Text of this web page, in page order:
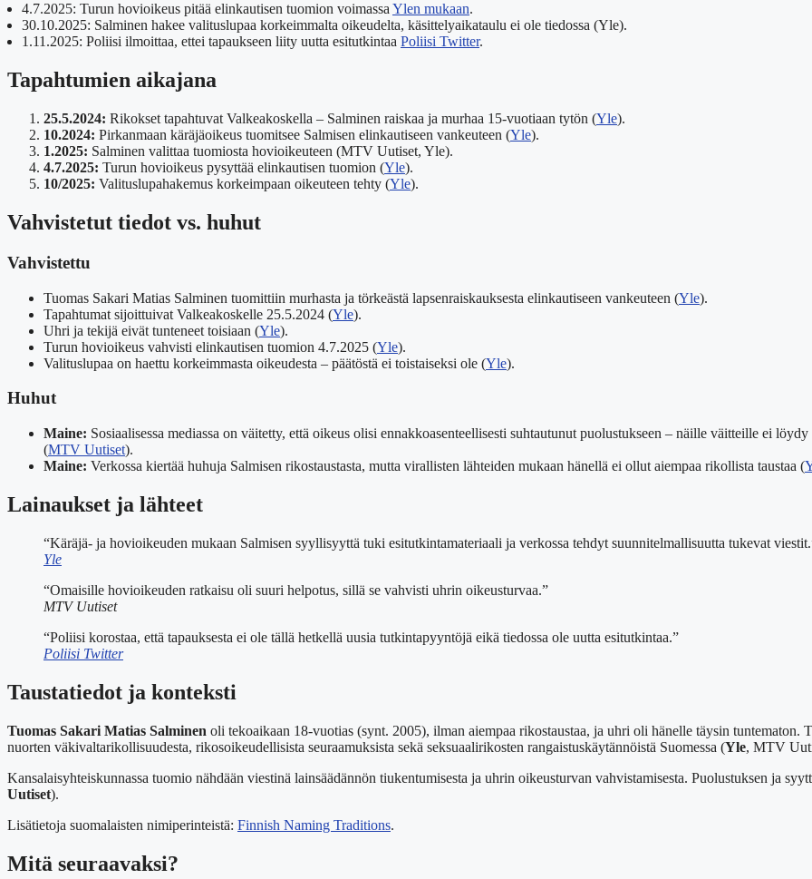
4.7.2025: Turun hovioikeus pitää elinkautisen tuomion voimassa Ylen mukaan.
30.10.2025: Salminen hakee valituslupaa korkeimmalta oikeudelta, käsittelyaikataulu ei ole tiedossa (Yle).
1.11.2025: Poliisi ilmoittaa, ettei tapaukseen liity uutta esitutkintaa Poliisi Twitter.
Tapahtumien aikajana
25.5.2024: Rikokset tapahtuvat Valkeakoskella – Salminen raiskaa ja murhaa 15-vuotiaan tytön (Yle).
10.2024: Pirkanmaan käräjäoikeus tuomitsee Salmisen elinkautiseen vankeuteen (Yle).
1.2025: Salminen valittaa tuomiosta hovioikeuteen (MTV Uutiset, Yle).
4.7.2025: Turun hovioikeus pysyttää elinkautisen tuomion (Yle).
10/2025: Valituslupahakemus korkeimpaan oikeuteen tehty (Yle).
Vahvistetut tiedot vs. huhut
Vahvistettu
Tuomas Sakari Matias Salminen tuomittiin murhasta ja törkeästä lapsenraiskauksesta elinkautiseen vankeuteen (Yle).
Tapahtumat sijoittuivat Valkeakoskelle 25.5.2024 (Yle).
Uhri ja tekijä eivät tunteneet toisiaan (Yle).
Turun hovioikeus vahvisti elinkautisen tuomion 4.7.2025 (Yle).
Valituslupaa on haettu korkeimmasta oikeudesta – päätöstä ei toistaiseksi ole (Yle).
Huhut
Maine: Sosiaalisessa mediassa on väitetty, että oikeus olisi ennakkoasenteellisesti suhtautunut puolustukseen – näille väitteille ei
(MTV Uutiset).
Maine: Verkossa kiertää huhuja Salmisen rikostaustasta, mutta virallisten lähteiden mukaan hänellä ei ollut aiempaa rikollista taustaa (
Lainaukset ja lähteet
“Käräjä- ja hovioikeuden mukaan Salmisen syyllisyyttä tuki esitutkintamateriaali ja verkossa tehdyt suunnitelmallisuutta tukevat
Yle
“Omaisille hovioikeuden ratkaisu oli suuri helpotus, sillä se vahvisti uhrin oikeusturvaa.”
MTV Uutiset
“Poliisi korostaa, että tapauksesta ei ole tällä hetkellä uusia tutkintapyyntöjä eikä tiedossa ole uutta esitutkintaa.”
Poliisi Twitter
Taustatiedot ja konteksti
Tuomas Sakari Matias Salminen oli tekoaikaan 18-vuotias (synt. 2005), ilman aiempaa rikostaustaa, ja uhri oli hänelle täysin tuntematon.
nuorten väkivaltarikollisuudesta, rikosoikeudellisista seuraamuksista sekä seksuaalirikosten rangaistuskäytännöistä Suomessa (Yle, MTV
Kansalaisyhteiskunnassa tuomio nähdään viestinä lainsäädännön tiukentumisesta ja uhrin oikeusturvan vahvistamisesta. Puolustuksen ja
Uutiset).
Lisätietoja suomalaisten nimiperinteistä: Finnish Naming Traditions.
Mitä seuraavaksi?